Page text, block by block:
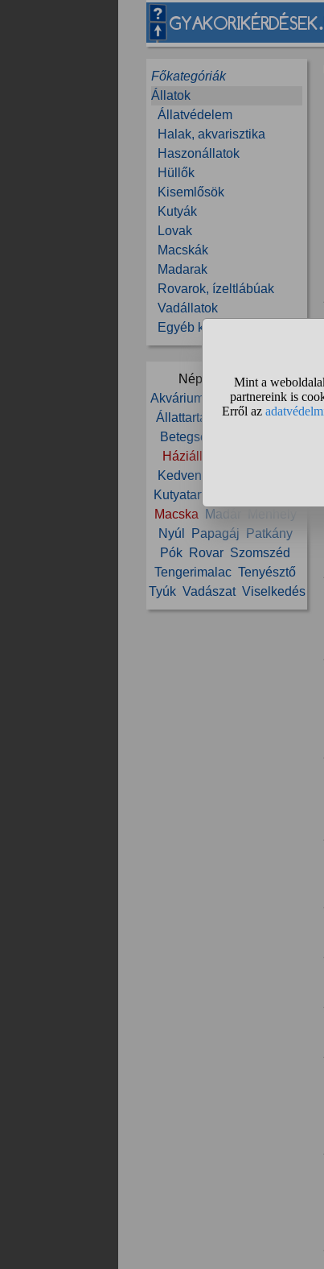
Főkategóriák
Állatok
Állatvédelem
Halak, akvarisztika
Haszonállatok
Hüllők
Kisemlősök
Kutyák
Lovak
Macskák
Madarak
Rovarok, ízeltlábúak
Vadállatok
Egyéb kérdések
Népszerű témák:
Akvárium
Állat Állatorvos
Állattartás
Állatvédelem
Betegség
Háziállat
Kedvenc
Kutyatartás
Macska
Madár
Nyúl
Papagáj
Patkány
Pók Rovar Szomszéd
Tengerimalac Tenyésztő
Tyúk Vadászat Viselkedés